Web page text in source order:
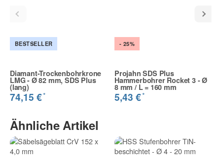
BESTSELLER
Diamant-Trockenbohrkrone
LMG - Ø 82 mm, SDS Plus
(lang)
74,15 €*
- 25%
Projahn SDS Plus
Hammerbohrer Rocket 3 - Ø
8 mm / L = 160 mm
5,43 €*
Ähnliche Artikel